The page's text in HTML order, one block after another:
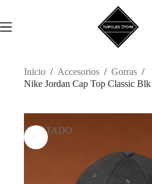
contenido
Inicio / Accesorios / Gorras /
Nike Jordan Cap Top Classic
AGOTADO